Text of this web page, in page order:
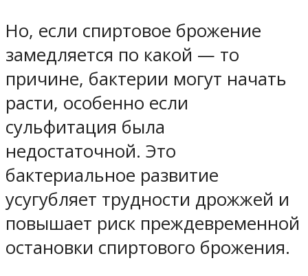
Но, если спиртовое брожение
замедляется по какой — то
причине, бактерии могут начать
расти, особенно если
сульфитация была
недостаточной. Это
бактериальное развитие
усугубляет трудности дрожжей и
повышает риск преждевременной
остановки спиртового брожения.